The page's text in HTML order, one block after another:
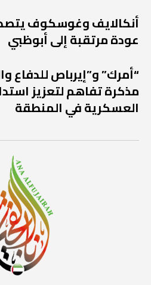
عودة مرتقبة إلى أبوظبي
“أمرك” و”إيرباص للدفاع
مذكرة تفاهم لتعزيز
العسكرية في المنطقة